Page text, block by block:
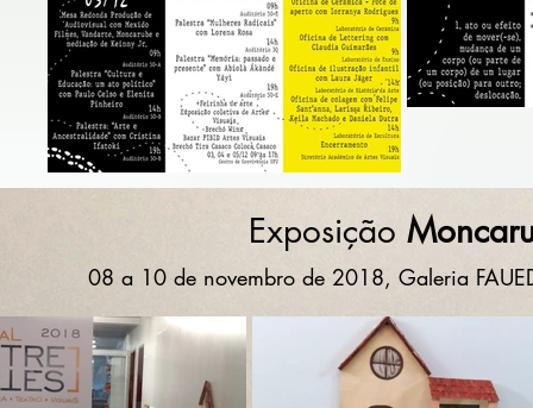
Exposição
08 a 10 de novembro de 2018, Galeria